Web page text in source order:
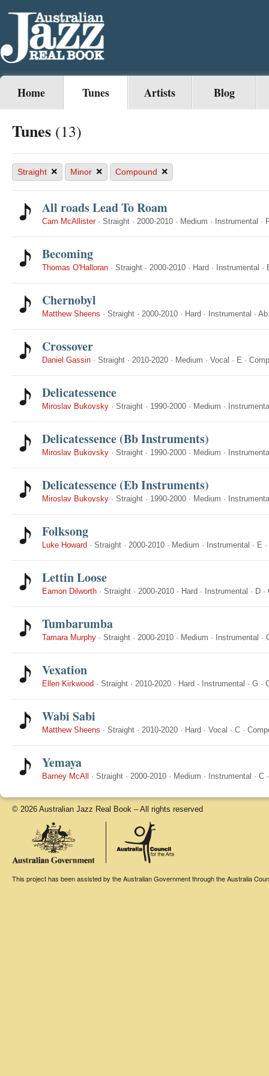
Home Tunes Artists Blog
Tunes (13)
Straight × Minor × Compound ×
All roads Lead To Roam
Cam McAllister· Straight · 2000-2010 · Medium · Instrumental ·
Becoming
Thomas O'Halloran · Straight · 2000-2010 · Hard · Instrumental ·
Chernobyl
Matthew Sheens · Straight · 2000-2010 · Hard · Instrumental · Ab
Crossover
Daniel Gassin · Straight · 2010-2020 · Medium · Vocal · E ·
Delicatessence
Miroslav Bukovsky · Straight · 1990-2000 · Medium ·
Delicatessence (Bb Instruments)
Miroslav Bukovsky · Straight · 1990-2000 · Medium ·
Delicatessence (Eb Instruments)
Miroslav Bukovsky · Straight · 1990-2000 · Medium ·
Folksong
Luke Howard · Straight · 2000-2010 · Medium · Instrumental · E ·
Lettin Loose
Eamon Dilworth · Straight · 2000-2010 · Hard · Instrumental · D ·
Tumbarumba
Tamara Murphy · Straight · 2000-2010 · Medium · Instrumental ·
Vexation
Ellen Kirkwood · Straight · 2010-2020 · Hard · Instrumental · G ·
Wabi Sabi
Matthew Sheens · Straight · 2010-2020 · Hard · Vocal · C ·
Yemaya
Barney McAll · Straight · 2000-2010 · Medium · Instrumental · C
© 2026 Australian Jazz Real Book – All rights reserved
This project has been assisted by the Australian Government through the Australia